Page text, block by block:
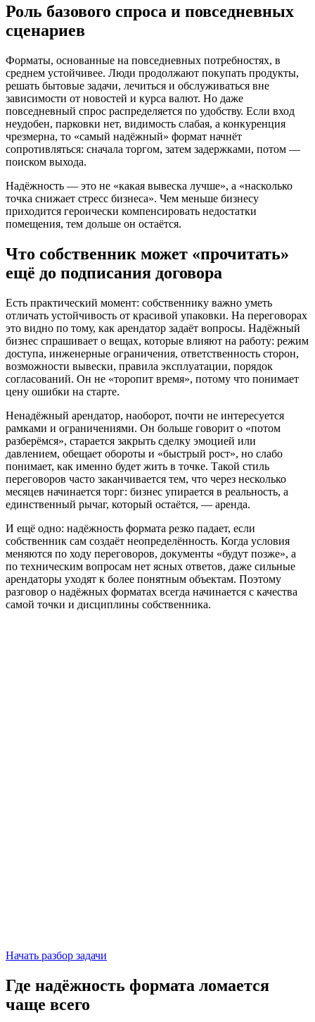
Роль базового спроса и повседневных
сценариев
Форматы, основанные на повседневных потребностях, в
среднем устойчивее. Люди продолжают покупать продукты,
решать бытовые задачи, лечиться и обслуживаться вне
зависимости от новостей и курса валют. Но даже
повседневный спрос распределяется по удобству. Если вход
неудобен, парковки нет, видимость слабая, а конкуренция
чрезмерна, то «самый надёжный» формат начнёт
сопротивляться: сначала торгом, затем задержками, потом —
поиском выхода.
Надёжность — это не «какая вывеска лучше», а «насколько
точка снижает стресс бизнеса». Чем меньше бизнесу
приходится героически компенсировать недостатки
помещения, тем дольше он остаётся.
Что собственник может «прочитать»
ещё до подписания договора
Есть практический момент: собственнику важно уметь
отличать устойчивость от красивой упаковки. На переговорах
это видно по тому, как арендатор задаёт вопросы. Надёжный
бизнес спрашивает о вещах, которые влияют на работу: режим
доступа, инженерные ограничения, ответственность сторон,
возможности вывески, правила эксплуатации, порядок
согласований. Он не «торопит время», потому что понимает
цену ошибки на старте.
Ненадёжный арендатор, наоборот, почти не интересуется
рамками и ограничениями. Он больше говорит о «потом
разберёмся», старается закрыть сделку эмоцией или
давлением, обещает обороты и «быстрый рост», но слабо
понимает, как именно будет жить в точке. Такой стиль
переговоров часто заканчивается тем, что через несколько
месяцев начинается торг: бизнес упирается в реальность, а
единственный рычаг, который остаётся, — аренда.
И ещё одно: надёжность формата резко падает, если
собственник сам создаёт неопределённость. Когда условия
меняются по ходу переговоров, документы «будут позже», а
по техническим вопросам нет ясных ответов, даже сильные
арендаторы уходят к более понятным объектам. Поэтому
разговор о надёжных форматах всегда начинается с качества
самой точки и дисциплины собственника.
Начать разбор задачи
Где надёжность формата ломается
чаще всего